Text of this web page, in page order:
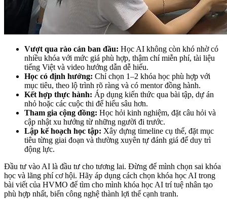
Vượt qua rào cản ban đầu: Học AI không còn khó nhờ có
nhiều khóa với mức giá phù hợp, thậm chí miễn phí, tài liệu
tiếng Việt và video hướng dẫn dễ hiểu.
Học có định hướng: Chỉ chọn 1–2 khóa học phù hợp với
mục tiêu, theo lộ trình rõ ràng và có mentor đồng hành.
Kết hợp thực hành: Áp dụng kiến thức qua bài tập, dự án
nhỏ hoặc các cuộc thi để hiểu sâu hơn.
Tham gia cộng đồng: Học hỏi kinh nghiệm, đặt câu hỏi và
cập nhật xu hướng từ những người đi trước.
Lập kế hoạch học tập: Xây dựng timeline cụ thể, đặt mục
tiêu từng giai đoạn và thường xuyên tự đánh giá để duy trì
động lực.
Đầu tư vào AI là đầu tư cho tương lai. Đừng để mình chọn sai khóa
học và lãng phí cơ hội. Hãy áp dụng cách chọn khóa học AI trong
bài viết của HVMO để tìm cho mình khóa học AI trí tuệ nhân tạo
phù hợp nhất, biến công nghệ thành lợi thế cạnh tranh.